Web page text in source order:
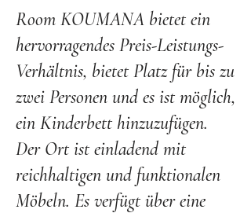
Room KOUMANA bietet ein
hervorragendes Preis-Leistungs-
Verhältnis, bietet Platz für bis zu
zwei Personen und es ist möglich,
ein Kinderbett hinzuzufügen.
Der Ort ist einladend mit
reichhaltigen und funktionalen
Möbeln. Es verfügt über eine